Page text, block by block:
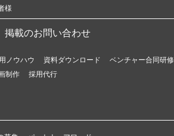
様
掲載のお問い合わせ
ノウハウ 資料ダウンロード ベンチャー合同研修
制作
採用代行